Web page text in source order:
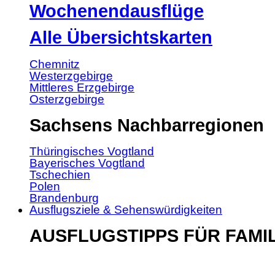
Wochenendausflüge
Alle Übersichtskarten
Chemnitz
Westerzgebirge
Mittleres Erzgebirge
Osterzgebirge
Sachsens Nachbarregionen
Thüringisches Vogtland
Bayerisches Vogtland
Tschechien
Polen
Brandenburg
Ausflugsziele & Sehenswürdigkeiten
AUSFLUGSTIPPS FÜR